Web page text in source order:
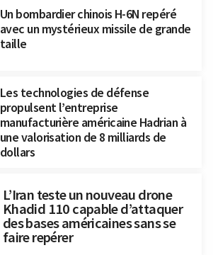
Un bombardier chinois H-6N repéré
avec un mystérieux missile de grande
taille
Les technologies de défense
propulsent l’entreprise
manufacturière américaine Hadrian à
une valorisation de 8 milliards de
dollars
L’Iran teste un nouveau drone
Khadid 110 capable d’attaquer
des bases américaines sans se
faire repérer